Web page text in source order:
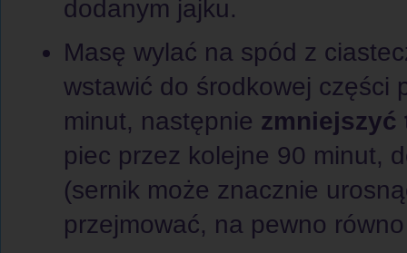
dodanym jajku.
Masę wylać na spód z
wstawić do środkowej części
minut, następnie zmniejszyć
piec przez kolejne 90 minut,
(sernik może znacznie
przejmować, na pewno